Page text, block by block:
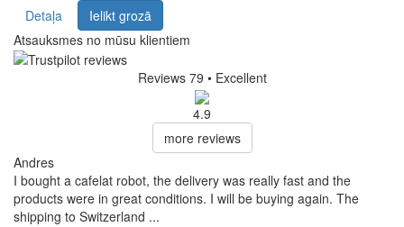
Detaļa
Ielikt grozā
Atsauksmes no mūsu klientiem
Reviews 79 • Excellent
4.9
more reviews
Andres
I bought a cafelat robot, the delivery was really fast and the
products were in great conditions. I will be buying again. The
shipping to Switzerland ...